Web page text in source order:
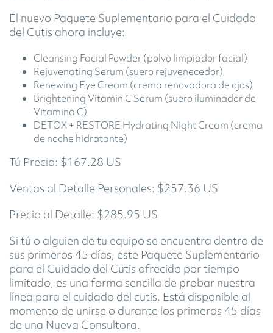
El nuevo Paquete Suplementario para el Cuidado
del Cutis ahora incluye:
Cleansing Facial Powder (polvo limpiador facial)
Rejuvenating Serum (suero rejuvenecedor)
Renewing Eye Cream (crema renovadora de ojos)
Brightening Vitamin C Serum (suero iluminador de
Vitamina C)
DETOX + RESTORE Hydrating Night Cream (crema
de noche hidratante)
Tú Precio: $167.28 US
Ventas al Detalle Personales: $257.36 US
Precio al Detalle: $285.95 US
Si tú o alguien de tu equipo se encuentra dentro de
sus primeros 45 días, este Paquete Suplementario
para el Cuidado del Cutis ofrecido por tiempo
limitado, es una forma sencilla de probar nuestra
línea para el cuidado del cutis. Está disponible al
momento de unirse o durante los primeros 45 días
de una Nueva Consultora.